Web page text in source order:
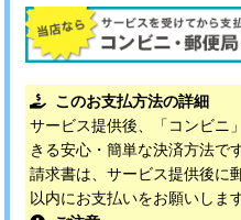
このお支払方法の詳細
サービス提供後、「コンビニ
きる安心・簡単な決済方法です
請求書は、サービス提供後に
以内にお支払いをお願いします